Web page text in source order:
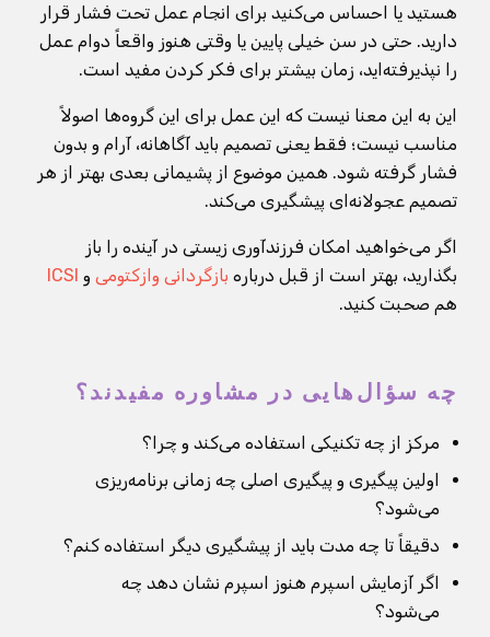
هستید یا احساس می‌کنید برای انجام عمل تحت فشار قرار
دارید. حتی در سن خیلی پایین یا وقتی هنوز واقعاً دوام عمل
را نپذیرفته‌اید، زمان بیشتر برای فکر کردن مفید است.
این به این معنا نیست که این عمل برای این گروه‌ها اصولاً
مناسب نیست؛ فقط یعنی تصمیم باید آگاهانه، آرام و بدون
فشار گرفته شود. همین موضوع از پشیمانی بعدی بهتر از هر
تصمیم عجولانه‌ای پیشگیری می‌کند.
اگر می‌خواهید امکان فرزندآوری زیستی در آینده را باز
بگذارید، بهتر است از قبل درباره بازگردانی وازکتومی و ICSI
هم صحبت کنید.
چه سؤال‌هایی در مشاوره مفیدند؟
مرکز از چه تکنیکی استفاده می‌کند و چرا؟
اولین پیگیری و پیگیری اصلی چه زمانی برنامه‌ریزی
می‌شود؟
دقیقاً تا چه مدت باید از پیشگیری دیگر استفاده کنم؟
اگر آزمایش اسپرم هنوز اسپرم نشان دهد چه
می‌شود؟